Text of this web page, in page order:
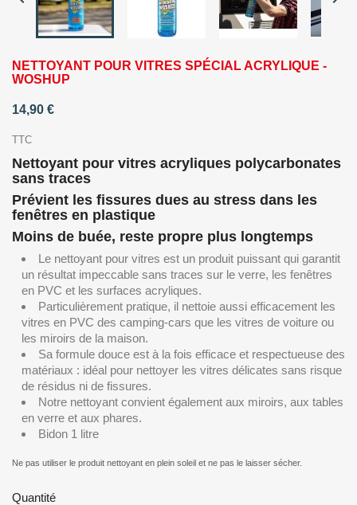
NETTOYANT POUR VITRES SPÉCIAL ACRYLIQUE -
WOSHUP
14,90 €
TTC
Nettoyant pour vitres acryliques polycarbonates
sans traces
Prévient les fissures dues au stress dans les
fenêtres en plastique
Moins de buée, reste propre plus longtemps
Le nettoyant pour vitres est un produit puissant qui garantit
un résultat impeccable sans traces sur le verre, les fenêtres
en PVC et les surfaces acryliques.
Particulièrement pratique, il nettoie aussi efficacement les
vitres en PVC des camping-cars que les vitres de voiture ou
les miroirs de la maison.
Sa formule douce est à la fois efficace et respectueuse des
matériaux : idéal pour nettoyer les vitres délicates sans risque
de résidus ni de fissures.
Notre nettoyant convient également aux miroirs, aux tables
en verre et aux phares.
Bidon 1 litre
Ne pas utiliser le produit nettoyant en plein soleil et ne pas le laisser sécher.
Quantité